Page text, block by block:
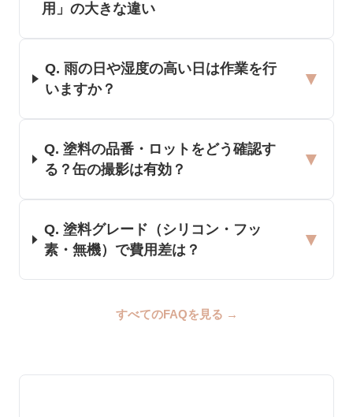
用」の大きな違い
Q. 雨の日や湿度の高い日は作業を行
いますか？
▼
Q. 塗料の品番・ロットをどう確認す
る？缶の撮影は有効？
▼
Q. 塗料グレード（シリコン・フッ
素・無機）で費用差は？
▼
すべてのFAQを見る →